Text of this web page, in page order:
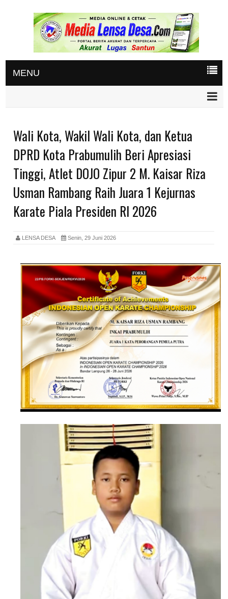
MENU
Wali Kota, Wakil Wali Kota, dan Ketua
DPRD Kota Prabumulih Beri Apresiasi
Tinggi, Atlet DOJO Zipur 2 M. Kaisar Riza
Usman Rambang Raih Juara 1 Kejurnas
Karate Piala Presiden RI 2026
LENSA DESA Senin, 29 Juni 2026